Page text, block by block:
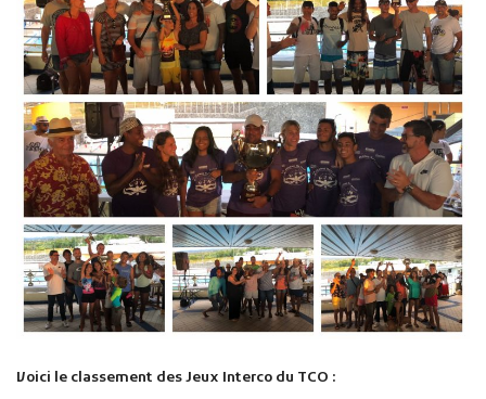
Voici le classement des Jeux Interco du TCO :